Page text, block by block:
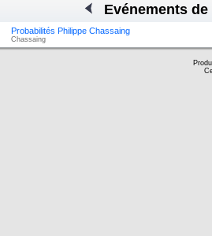
Evénements
Probabilités Philippe Chassaing
Chassaing